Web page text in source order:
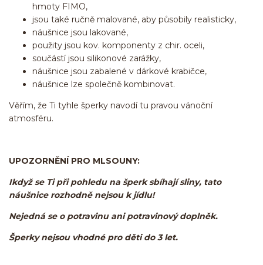
hmoty FIMO,
jsou také ručně malované, aby působily realisticky,
náušnice jsou lakované,
použity jsou kov. komponenty z chir. oceli,
součástí jsou silikonové zarážky,
náušnice jsou zabalené v dárkové krabičce,
náušnice lze společně kombinovat.
Věřím, že Ti tyhle šperky navodí tu pravou vánoční
atmosféru.
UPOZORNĚNÍ PRO MLSOUNY:
Ikdyž se Ti při pohledu na šperk sbíhají sliny, tato
náušnice rozhodně nejsou k jídlu!
Nejedná se o potravinu ani potravinový doplněk.
Šperky nejsou vhodné pro děti do 3 let.